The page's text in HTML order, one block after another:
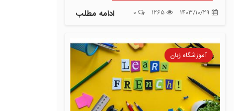
ادامه مطلب
آموزشگاه زبان